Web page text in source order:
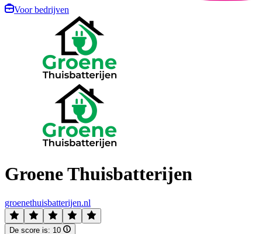
Voor bedrijven
Groene Thuisbatterijen
groenethuisbatterijen.nl
De score is: 10